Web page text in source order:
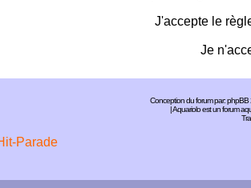
J'accepte le
Je
Conception du forum par:phpBB
| Aquariolo est un forum